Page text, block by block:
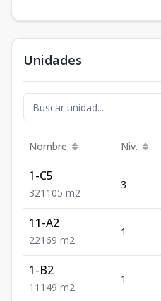
Unidades
Nombre Niv.
1-C5
321 105 m2
3
11-A2
221 69 m2
1
1-B2
1 1 1 49 m2
1